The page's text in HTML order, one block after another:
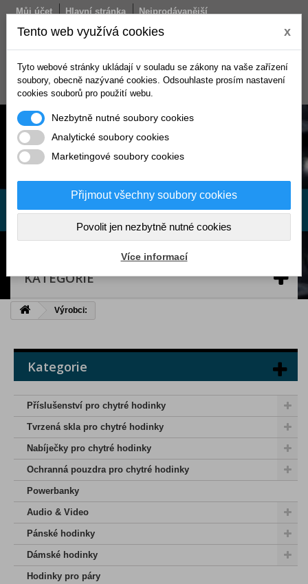
Můj účet Hlavní stránka
Nejprodávanější
Obchodní podmínky
Doprava
Košík (prázdný)
KATEGORIE
Výrobci:
Kategorie
Příslušenství pro chytré hodinky
Tvrzená skla pro chytré hodinky
Nabíječky pro chytré hodinky
Ochranná pouzdra pro chytré hodinky
Powerbanky
Audio & Video
Pánské hodinky
Dámské hodinky
Hodinky pro páry
Tento web využívá cookies x
Tyto webové stránky ukládají v souladu se zákony na vaše zařízení
soubory, obecně nazývané cookies. Odsouhlaste prosím nastavení
cookies souborů pro použití webu.
Nezbytně nutné soubory cookies
Analytické soubory cookies
Marketingové soubory cookies
Přijmout všechny soubory cookies
Povolit jen nezbytně nutné cookies
Více informací